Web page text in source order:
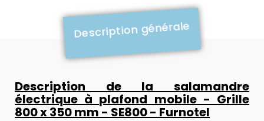
Description générale
Description de la salamandre
électrique à plafond mobile - Grille
800 x 350 mm - SE800 - Furnotel